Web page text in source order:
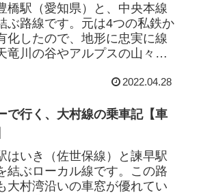
橋駅（愛知県）と、中央本線
ぶ路線です。元は4つの私鉄か
化したので、地形に忠実に線
竜川の谷やアルプスの山々の
2022.04.28
で行く、大村線の乗車記【車
はいき（佐世保線）と諫早駅
結ぶローカル線です。この路
大村湾沿いの車窓が優れてい